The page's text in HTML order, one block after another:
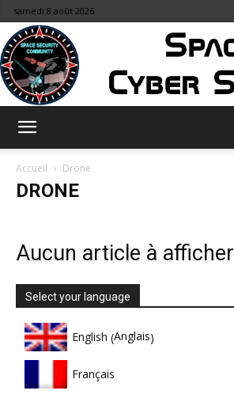
samedi 8 août 2026
Accueil Drone
DRONE
Aucun article à afficher
Select your language
English (Anglais)
Français